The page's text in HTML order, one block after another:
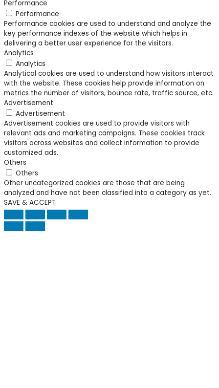
Performance
Performance
Performance cookies are used to understand and analyze the
key performance indexes of the website which helps in
delivering a better user experience for the visitors.
Analytics
Analytics
Analytical cookies are used to understand how visitors interact
with the website. These cookies help provide information on
metrics the number of visitors, bounce rate, traffic source, etc.
Advertisement
Advertisement
Advertisement cookies are used to provide visitors with
relevant ads and marketing campaigns. These cookies track
visitors across websites and collect information to provide
customized ads.
Others
Others
Other uncategorized cookies are those that are being
analyzed and have not been classified into a category as yet.
SAVE & ACCEPT